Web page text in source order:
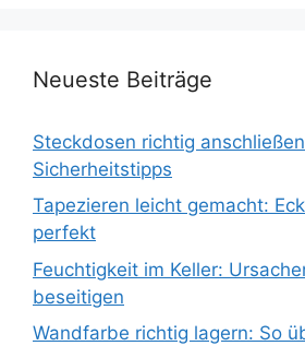
Neueste Beiträge
Steckdosen richtig
Sicherheitstipps
Tapezieren leicht gemacht:
perfekt
Feuchtigkeit im Keller:
beseitigen
Wandfarbe richtig lagern: So